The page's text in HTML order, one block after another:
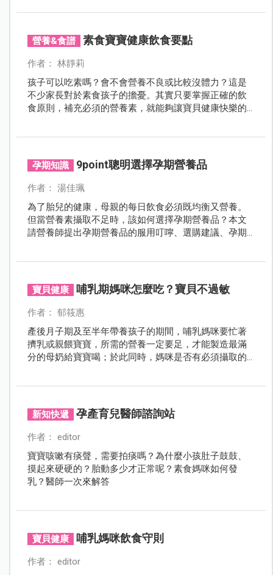
月該注意的重點、產檢時程、胎兒變化等，讓您安心準
備迎接寶寶的出生。
營養&食譜 素食寶寶健康飲食要點
作者： 林靜莉
孩子可以吃素嗎？會不會營養不良或比較沒體力？這是
不少家長對於素食孩子的擔憂。其實只要掌握正確的飲
食原則，補充必須的營養素，就能夠讓寶貝健康快樂的
孕期知識 9point聰明選擇孕期營養品
作者： 湯佳珮
為了胎兒的健康，母親的每日飲食必須既均衡又營養。
但當營養素攝取不足時，該如何選擇孕期營養品？本文
請營養師提出孕期營養品的服用叮嚀、選購建議、孕期
寶貝健康 哺乳期媽咪怎麼吃？寶貝不過敏
作者： 郁筱惠
產後月子期及至半年帶養孩子的期間，哺乳媽咪要忙著
擠乳或親餵寶寶，所需的營養一定要足，才能製造最滿
分的母奶給寶寶喝；於此同時，媽咪是否有必須攝取的
新知快遞
孕產育兒醫師諮詢站
作者： editor
寶寶咳嗽有痰聲，需要拍痰嗎？為什麼小孩肚子鼓鼓、
摸起來硬硬的？胎動多少才正常呢？素食媽咪如何發
乳？醫師一次來解答
寶貝健康 哺乳媽咪飲食守則
作者： editor